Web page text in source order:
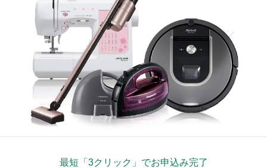
最短「3クリック」でお申込み完了